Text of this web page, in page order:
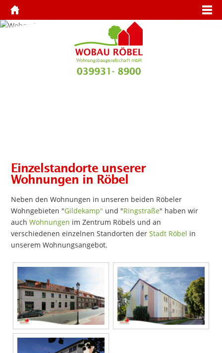
Einzelstandorte unserer
Wohnungen in Röbel
Neben den Wohnungen in unseren beiden Röbeler
Wohngebieten "Gildekamp" und "Ringstraße" haben wir
auchWohnungen im Zentrum Röbels und an
verschiedenen einzelnen Standorten derStadt Röbel in
unserem Wohnungsangebot.